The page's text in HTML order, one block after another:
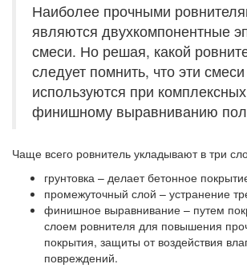
Наиболее прочными
являются двухкомпонентные
смеси. Но решая, какой
следует помнить, что эти
используются при
финишному выравниванию
Чаще всего ровнитель укладывают в три
грунтовка – делает бетонное
промежуточный слой – устранение
финишное выравнивание – путем
слоем ровнителя для повышения
покрытия, защиты от воздействия
повреждений.